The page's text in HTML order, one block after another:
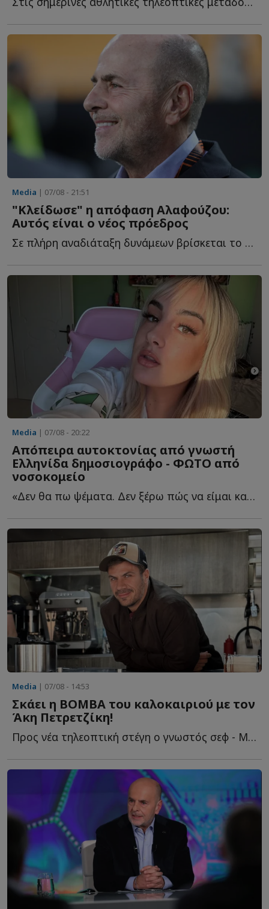
Media | 07/08 - 21:51
"Κλείδωσε" η απόφαση Αλαφούζου:
Αυτός είναι ο νέος πρόεδρος
Σε πλήρη αναδιάταξη δυνάμεων βρίσκεται το κανάλι του Φ...
Media | 07/08 - 20:22
Απόπειρα αυτοκτονίας από γνωστή
Ελληνίδα δημοσιογράφο - ΦΩΤΟ από
νοσοκομείο
«Δεν θα πω ψέματα. Δεν ξέρω πώς να είμαι καλά και αν θ...
Media | 07/08 - 14:53
Σκάει η ΒΟΜΒΑ του καλοκαιριού με τον
Άκη Πετρετζίκη!
Προς νέα τηλεοπτική στέγη ο γνωστός σεφ - Με ποιο κανάλι β...